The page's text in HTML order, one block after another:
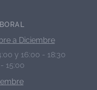
a Diciembre
y 16:00 - 18:30
15:00